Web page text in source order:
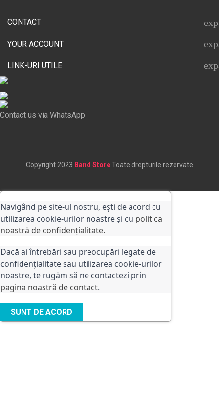
CONTACT
YOUR ACCOUNT
LINK-URI UTILE
Contact us via WhatsApp
Copyright 2023 Band StoreToate drepturile rezervate
Navigând pe site-ul nostru, ești de acord cu
utilizarea cookie-urilor noastre și cu politica
noastră de confidențialitate.
Dacă ai întrebări sau preocupări legate de
confidențialitate sau utilizarea cookie-urilor
noastre, te rugăm să ne contactezi prin
pagina noastră de contact.
SUNT DE ACORD